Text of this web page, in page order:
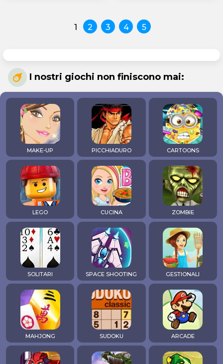
1 2 3 4 5
I nostri giochi non finiscono mai:
MAKE-UP PICCHIADURO CARTOONS
LEGO CUCINA ZOMBIE
SOLITARI SPACE SHOOTING GESTIONALI
MAHJONG SUDOKU ARCADE